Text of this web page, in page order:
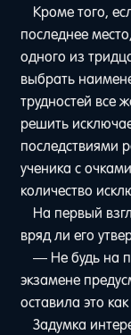
Кроме того,
последнее
одного из
выбрать
трудностей все
решить
последствиями
ученика с
количество
На первый
вряд ли его
— Не будь на
экзамене
оставила это
Задумка